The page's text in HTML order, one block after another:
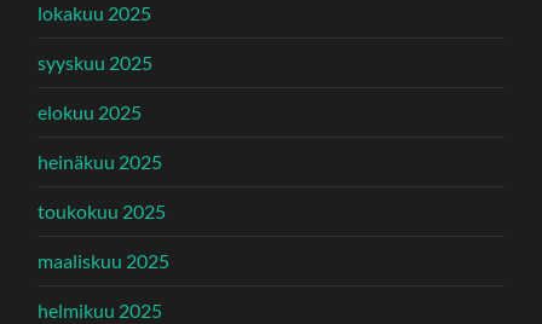
lokakuu 2025
syyskuu 2025
elokuu 2025
heinäkuu 2025
toukokuu 2025
maaliskuu 2025
helmikuu 2025